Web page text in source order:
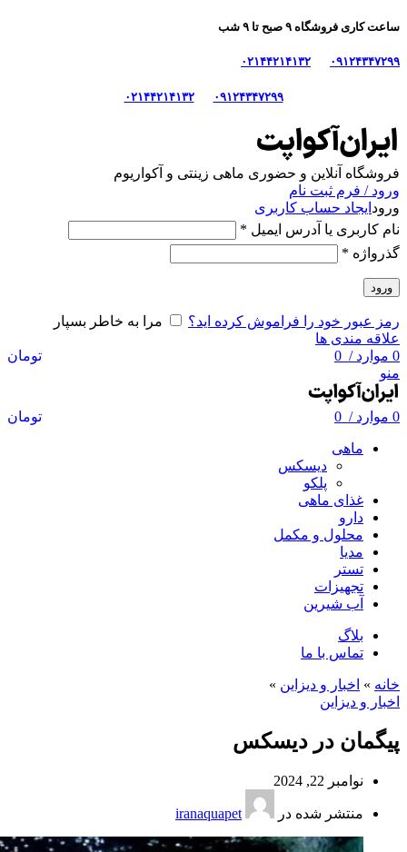
ساعت کاری فروشگاه ۹ صبح تا ۹ شب
۰۹۱۲۴۳۴۷۲۹۹ ۰۲۱۴۴۲۱۴۱۳۲
۰۹۱۲۴۳۴۷۲۹۹ ۰۲۱۴۴۲۱۴۱۳۲
فروشگاه آنلاین و حضوری ماهی‌ زینتی و آکواریوم
ورود / فرم ثبت نام
ورود ایجاد حساب کاربری
نام کاربری یا آدرس ایمیل *
گذرواژه *
ورود
رمز عبور خود را فراموش کرده اید؟
مرا به خاطر بسپار
علاقه مندی ها
0 موارد / تومان
منو
0 موارد / تومان
ماهی
دیسکس
پلکو
غذای ماهی
دارو
محلول و مکمل
مدیا
تستر
تجهیزات
آب شیرین
بلاگ
تماس با ما
خانه » اخبار و دیزاین »
اخبار و دیزاین
پيگمان در ديسكس
نوامبر 22, 2024
منتشر شده در iranaquapet